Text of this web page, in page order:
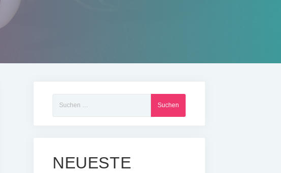
NEUESTE